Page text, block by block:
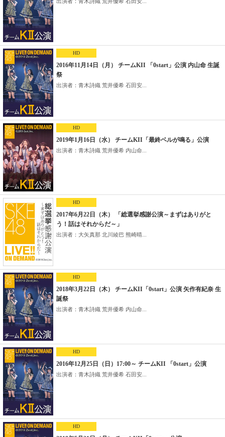
HD
2016年11月14日（月） チームKII 「0start」公演 内山命 生誕
祭
出演者：青木詩織 荒井優希 石田安...
HD
2019年1月16日（水） チームKII「最終ベルが鳴る」公演
出演者：青木詩織 荒井優希 内山命...
HD
2017年6月22日（木） 「総選挙感謝公演～まずはありがと
う！話はそれからだ～」
出演者：大矢真那 北川綾巴 熊崎晴...
HD
2018年3月22日（木） チームKII「0start」公演 矢作有紀奈 生
誕祭
出演者：青木詩織 荒井優希 内山命...
HD
2016年12月25日（日）17:00～ チームKII 「0start」公演
出演者：青木詩織 荒井優希 石田安...
HD